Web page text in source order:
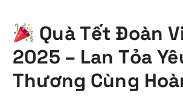
Quà Tết Đoàn
2025 – Lan Tỏa
Thương Cùng